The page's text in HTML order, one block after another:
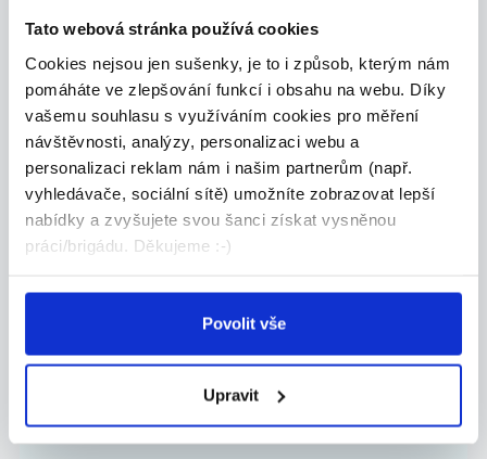
Tato webová stránka používá cookies
Cookies nejsou jen sušenky, je to i způsob, kterým nám
pomáháte ve zlepšování funkcí i obsahu na webu. Díky
vašemu souhlasu s využíváním cookies pro měření
návštěvnosti, analýzy, personalizaci webu a
personalizaci reklam nám i našim partnerům (např.
vyhledávače, sociální sítě) umožníte zobrazovat lepší
nabídky a zvyšujete svou šanci získat vysněnou
práci/brigádu. Děkujeme :-)
Povolit vše
Upravit
První novinová společnost a.s.
BRIGÁDA - pokladna, pulty,
doplňování zboží od 172 Kč...
Doplňování zboží do regálů podle potřeby Kontrol...